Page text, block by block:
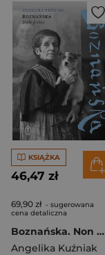
KSIĄŻKA
46,47 zł
69,90 zł - sugerowana
cena detaliczna
Boznańska. Non finito
Angelika Kuźniak